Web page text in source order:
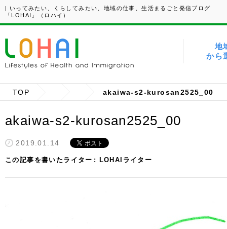
| いってみたい、くらしてみたい、地域の仕事、生活まるごと発信ブログ
「LOHAI」（ロハイ）
地
から
TOP akaiwa-s2-kurosan2525_00
akaiwa-s2-kurosan2525_00
2019.01.14
この記事を書いたライター LOHAIライター